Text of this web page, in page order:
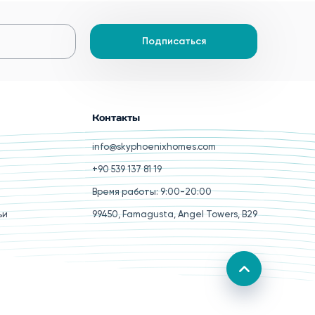
Подписаться
Контакты
info@skyphoenixhomes.com
+90 539 137 81 19
Время работы: 9:00-20:00
99450, Famagusta, Angel Towers, B29